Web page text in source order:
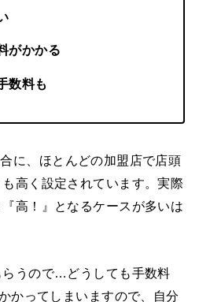
がかかる
数料も
に、ほとんどの加盟店で店頭
高く設定されています。実際
高！』となるケースが多いは
うので…どうしても手数料
かってしまいますので、自分